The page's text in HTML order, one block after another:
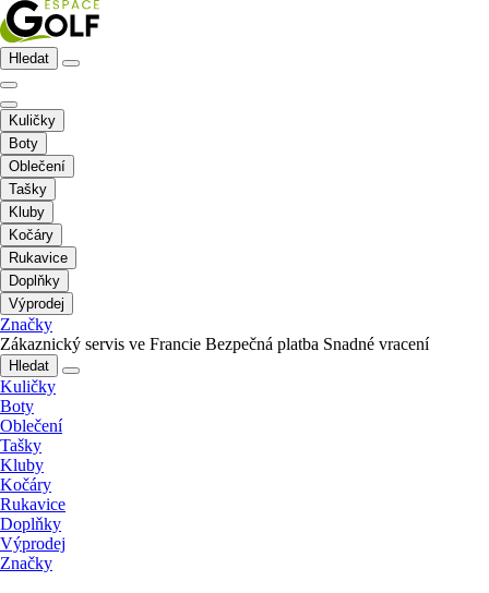
Hledat
Kuličky
Boty
Oblečení
Tašky
Kluby
Kočáry
Rukavice
Doplňky
Výprodej
Značky
Zákaznický servis ve Francie Bezpečná platba Snadné vracení
Hledat
Kuličky
Boty
Oblečení
Tašky
Kluby
Kočáry
Rukavice
Doplňky
Výprodej
Značky